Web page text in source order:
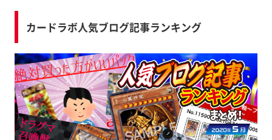
カードラボ人気ブログ記事ランキング